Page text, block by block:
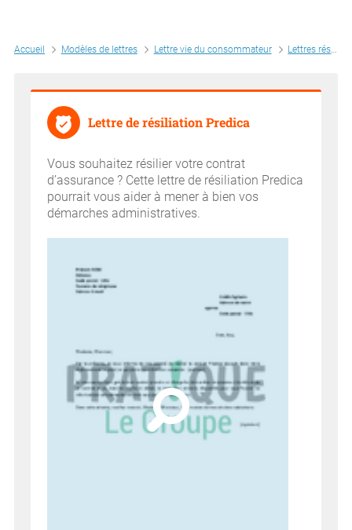
Accueil Modèles de lettres Lettre vie du consommateur Lettres résiliation
Lettre de résiliation Predica
Vous souhaitez résilier votre contrat
d’assurance ? Cette lettre de résiliation Predica
pourrait vous aider à mener à bien vos
démarches administratives.